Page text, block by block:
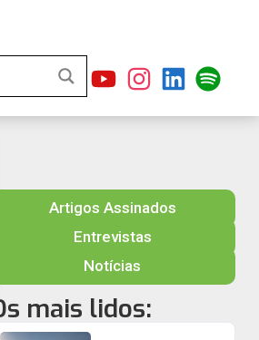
Artigos Assinados
Entrevistas
Notícias
mais lidos: